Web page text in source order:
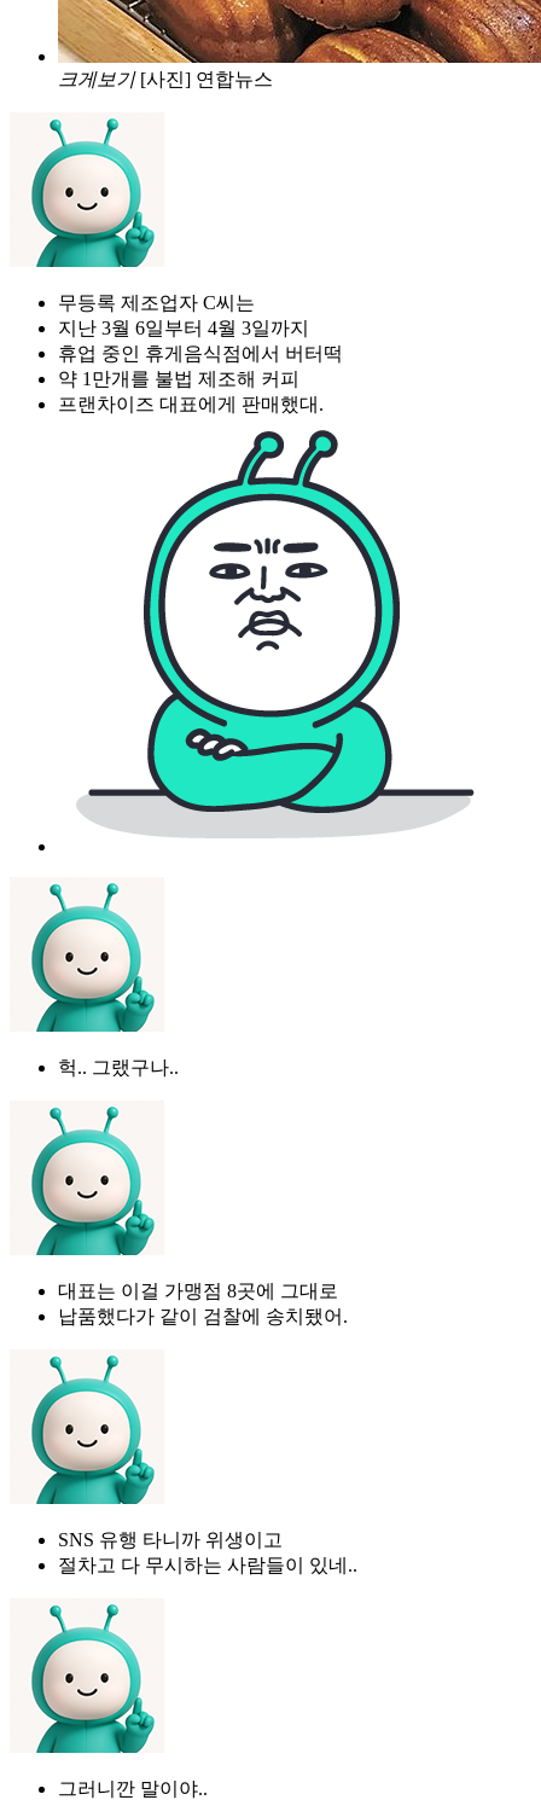
크게보기 [사진] 연합뉴스
무등록 제조업자 C씨는
지난 3월 6일부터 4월 3일까지
휴업 중인 휴게음식점에서 버터떡
약 1만개를 불법 제조해 커피
프랜차이즈 대표에게 판매했대.
헉.. 그랬구나..
대표는 이걸 가맹점 8곳에 그대로
납품했다가 같이 검찰에 송치됐어.
SNS 유행 타니까 위생이고
절차고 다 무시하는 사람들이 있네..
그러니깐 말이야..